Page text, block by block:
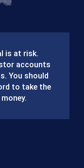
is at risk.
accounts
You should
to take the